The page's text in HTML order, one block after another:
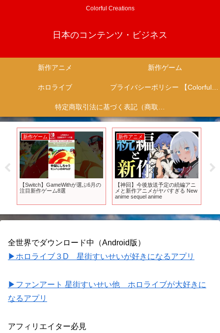
Colorful Creations
日本のコンテンツ・ビジネス
新作アニメ 新作ゲーム
ホロライブ プライバシーポリシー 【Colorful Creation】
特定商取引法に基づく表記（商取引に関する開示）
新作ゲーム
【Switch】GameWithが選ぶ6月の
注目新作ゲーム8選
新作アニメ
【神回】今後放送予定の続編アニ
メと新作アニメがヤバすぎる New
anime sequel anime
全世界でダウンロード中（Android版）
▶ホロライブ３D 星街すいせいが好きになるアプリ
▶ファンアート 星街すいせい他 ホロライブが大好きに
なるアプリ
アフィリエイター必見